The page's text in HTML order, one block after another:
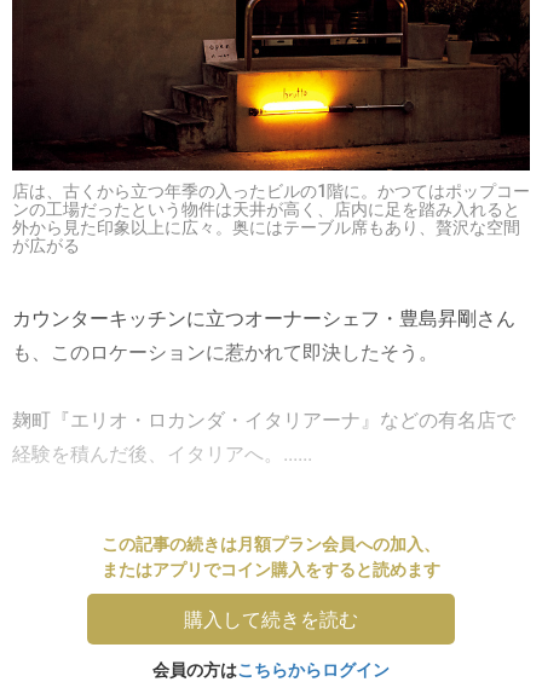
店は、古くから立つ年季の入ったビルの1階に。かつてはポップコー
ンの工場だったという物件は天井が高く、店内に足を踏み入れると
外から見た印象以上に広々。奥にはテーブル席もあり、贅沢な空間
が広がる
カウンターキッチンに立つオーナーシェフ・豊島昇剛さん
も、このロケーションに惹かれて即決したそう。
麹町『エリオ・ロカンダ・イタリアーナ』などの有名店で
経験を積んだ後、イタリアへ。......
この記事の続きは月額プラン会員への加入、
またはアプリでコイン購入をすると読めます
購入して続きを読む
会員の方はこちらからログイン